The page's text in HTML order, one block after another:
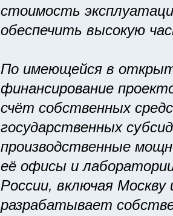
стоимость
обеспечить высокую
По имеющейся в
финансирование
счёт собственных
государственных
производственные
её офисы и
России, включая
разрабатывает